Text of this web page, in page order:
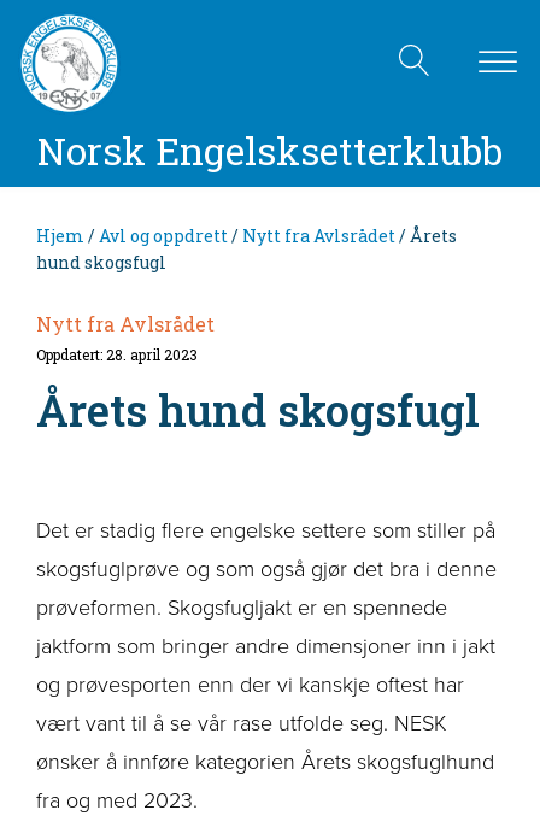
Norsk Engelsksetterklubb
Hjem / Avl og oppdrett / Nytt fra Avlsrådet / Årets
hund skogsfugl
Nytt fra Avlsrådet
Oppdatert: 28. april 2023
Årets hund skogsfugl
Det er stadig flere engelske settere som stiller på
skogsfuglprøve og som også gjør det bra i denne
prøveformen. Skogsfugljakt er en spennede
jaktform som bringer andre dimensjoner inn i jakt
og prøvesporten enn der vi kanskje oftest har
vært vant til å se vår rase utfolde seg. NESK
ønsker å innføre kategorien Årets skogsfuglhund
fra og med 2023.